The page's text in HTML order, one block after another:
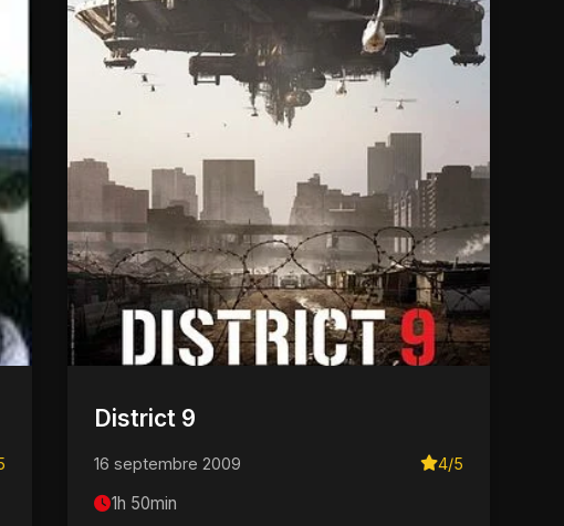
District 9
16 septembre 2009 4/5
1h 50min